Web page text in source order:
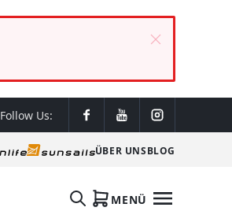
Follow Us:
ÜBER UNSBLOG
MENÜ